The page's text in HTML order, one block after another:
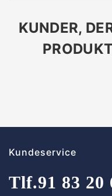
KUNDER,
Kundeservice
Tlf.91 83 20